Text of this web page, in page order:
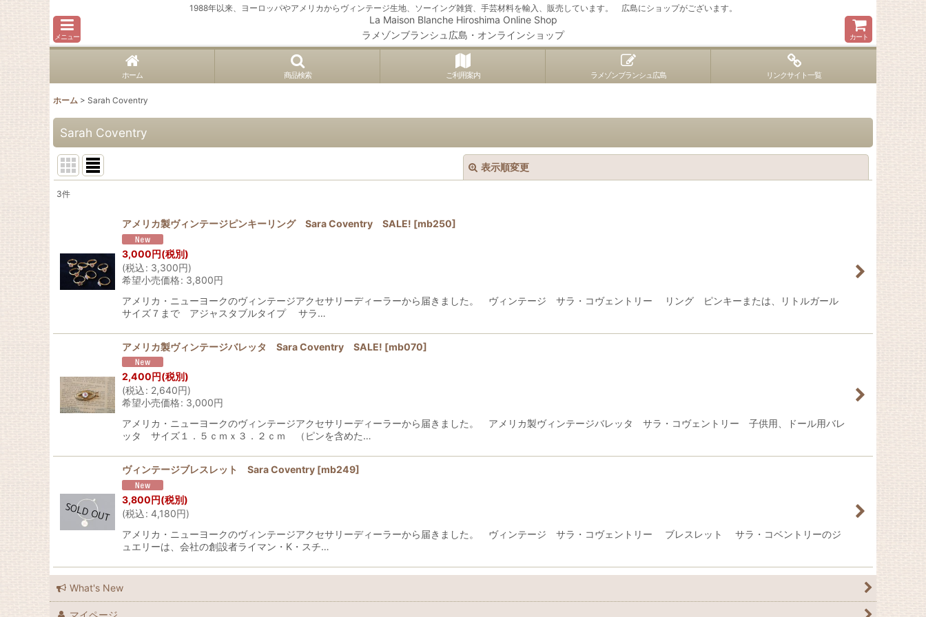
1988年以来、ヨーロッパやアメリカからヴィンテージ生地、ソーイング雑貨、手芸材料を輸入、販売しています。 広島にショップがございます。
メニュー
La Maison Blanche Hiroshima Online Shop
ラメゾンブランシュ広島・オンラインショップ
カート
ホーム 商品検索 ご利用案内 ラメゾンブランシュ広島 リンクサイト一覧
ホーム > Sarah Coventry
Sarah Coventry
表示順変更
3件
アメリカ製ヴィンテージピンキーリング Sara Coventry SALE! [mb250]
3,000円(税別)
(税込: 3,300円)
希望小売価格: 3,800円
アメリカ・ニューヨークのヴィンテージアクセサリーディーラーから届きました。 ヴィンテージ サラ・コヴェントリー リング ピンキーまたは、リトルガール
サイズ７まで アジャスタブルタイプ サラ…
アメリカ製ヴィンテージバレッタ Sara Coventry SALE! [mb070]
2,400円(税別)
(税込: 2,640円)
希望小売価格: 3,000円
アメリカ・ニューヨークのヴィンテージアクセサリーディーラーから届きました。 アメリカ製ヴィンテージバレッタ サラ・コヴェントリー 子供用、ドール用バレ
ッタ サイズ１．５ｃｍｘ３．２ｃｍ （ピンを含めた…
ヴィンテージブレスレット Sara Coventry [mb249]
3,800円(税別)
(税込: 4,180円)
アメリカ・ニューヨークのヴィンテージアクセサリーディーラーから届きました。 ヴィンテージ サラ・コヴェントリー ブレスレット サラ・コベントリーのジ
ュエリーは、会社の創設者ライマン・K・スチ…
What's New
マイページ